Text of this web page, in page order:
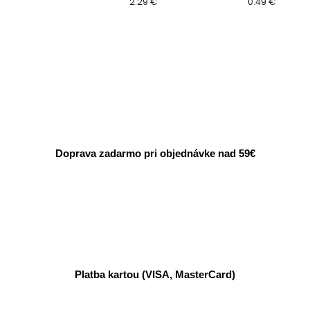
Doprava zadarmo pri objednávke nad 59€
Platba kartou (VISA, MasterCard)